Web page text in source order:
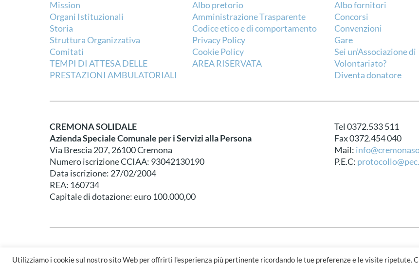
Mission
Organi Istituzionali
Storia
Struttura Organizzativa
Comitati
TEMPI DI ATTESA DELLE
PRESTAZIONI AMBULATORIALI
Albo pretorio
Amministrazione Trasparente
Codice etico e di comportamento
Privacy Policy
Cookie Policy
AREA RISERVATA
Albo fornitori
Concorsi
Convenzioni
Gare
Sei un’Associazione di
Volontariato?
Diventa donatore
CREMONA SOLIDALE
Azienda Speciale Comunale per i Servizi alla Persona
Via Brescia 207, 26100 Cremona
Numero iscrizione CCIAA: 93042130190
Data iscrizione: 27/02/2004
REA: 160734
Capitale di dotazione: euro 100.000,00
Tel 0372.533 511
Fax 0372.454 040
Mail:
P.E.C:
Utilizziamo i cookie sul nostro sito Web per offrirti l'esperienza più pertinente ricordando le tue preferenze e le visite ripetute.